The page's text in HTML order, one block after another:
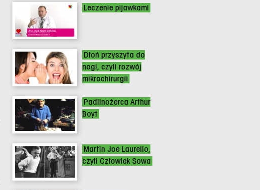
Leczenie pijawkami
Dłoń przyszyta do
nogi, czyli rozwój
mikrochirurgii
Padlinożerca Arthur
Boyt
Martin Joe Laurello,
czyli Człowiek Sowa